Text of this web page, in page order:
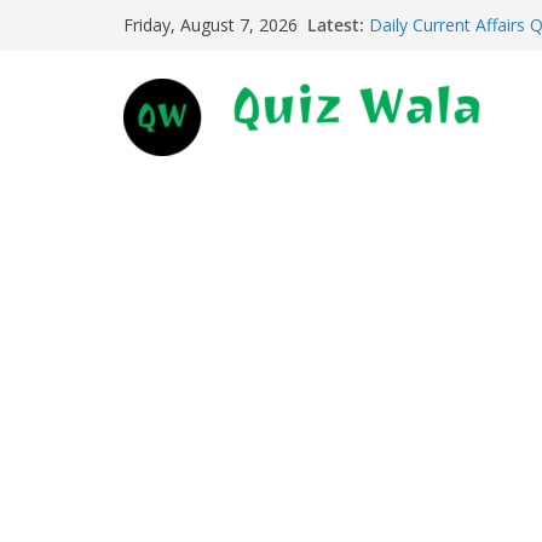
Friday, August 7, 2026 Latest: Daily Current Affairs
Daily Current Affairs